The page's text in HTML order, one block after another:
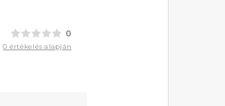
0
0 értékelés alapján